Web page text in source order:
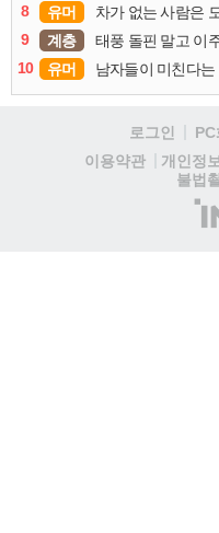
8
유머 차가 없는 사람은
9
계층 태풍 돌핀 말고 이
10
유머 남자들이 미친다
로그인 PC
이용약관
개인정
불법